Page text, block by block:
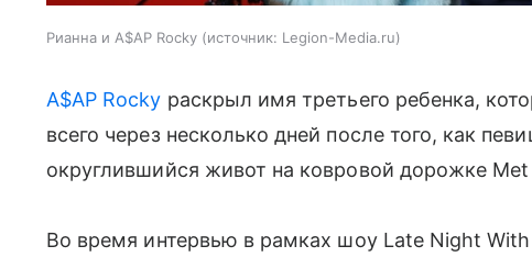
Рианна и A$AP Rocky источник: Legion-Media.ru
A$AP Rocky раскрыл имя третьего ребенка,
всего через несколько дней после того, как
округлившийся живот на ковровой дорожке Met
Во время интервью в рамках шоу Late Night